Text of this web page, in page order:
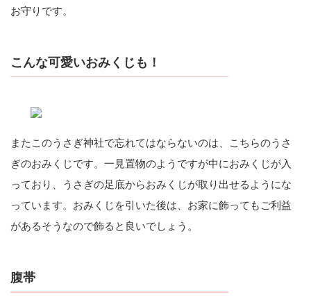
お守りです。
こんな可愛いおみくじも！
またこのうさぎ神社で忘れてはならないのは、こちらのうさ
ぎのおみくじです。一見置物のようですが中におみくじが入
っており、うさぎの足底からおみくじが取り出せるようにな
っています。おみくじを引いた後は、お家に飾ってもご利益
があるそうなので飾ると良いでしょう。
腹帯